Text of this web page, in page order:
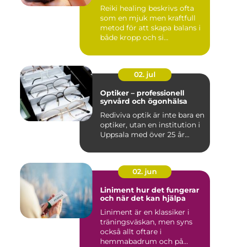
Reiki healing beskrivs ofta
som en mjuk men kraftfull
metod för att skapa balans i
både kropp och si...
02. jul
Optiker – professionell
synvård och ögonhälsa
Rediviva optik är inte bara en
optiker, utan en institution i
Uppsala med över 25 år...
02. jun
Liniment hur det fungerar
och när det kan hjälpa
Liniment är en klassiker i
träningsväskan, men syns
också allt oftare i
hemmabadrum och på